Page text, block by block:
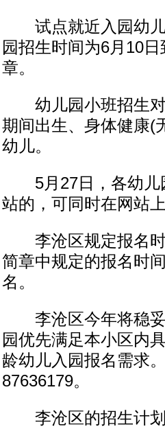
试点就近入园幼儿
园招生时间为6月10
章。
幼儿园小班招生对
期间出生、身体健康(
幼儿。
5月27日，各幼儿
站的，可同时在网站上
李沧区规定报名时
简章中规定的报名时
名。
李沧区今年将稳妥
园优先满足本小区内
龄幼儿入园报名需求
87636179。
李沧区的招生计划